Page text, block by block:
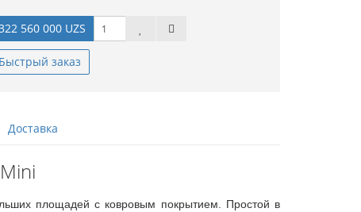
560 000 UZS
Быстрый заказ
Доставка
площадей с ковровым покрытием. Простой в